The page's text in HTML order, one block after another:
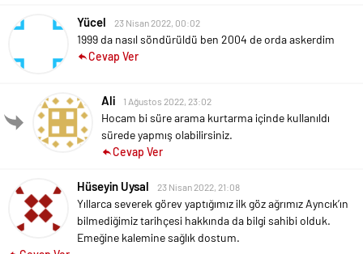
Yücel 23 Nisan 2022, 00:02
1999 da nasıl söndürüldü ben 2004 de orda askerdim
Cevap Ver
Ali 1 Ağustos 2022, 23:02
Hocam bi süre arama kurtarma içinde kullanıldı
sürede yapmış olabilirsiniz.
Cevap Ver
Hüseyin Uysal 23 Nisan 2022, 21:08
Yıllarca severek görev yaptığımız ilk göz ağrımız Ayncık’ın
bilmediğimiz tarihçesi hakkında da bilgi sahibi olduk.
Emeğine kalemine sağlık dostum.